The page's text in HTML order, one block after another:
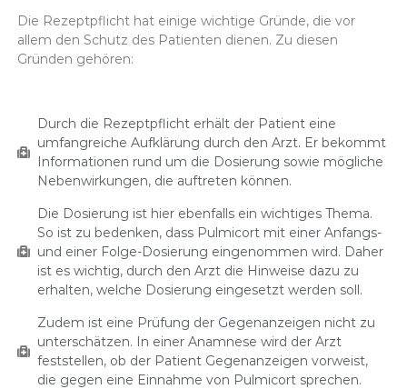
Die Rezeptpflicht hat einige wichtige Gründe, die vor
allem den Schutz des Patienten dienen. Zu diesen
Gründen gehören:
Durch die Rezeptpflicht erhält der Patient eine
umfangreiche Aufklärung durch den Arzt. Er bekommt
Informationen rund um die Dosierung sowie mögliche
Nebenwirkungen, die auftreten können.
Die Dosierung ist hier ebenfalls ein wichtiges Thema.
So ist zu bedenken, dass Pulmicort mit einer Anfangs-
und einer Folge-Dosierung eingenommen wird. Daher
ist es wichtig, durch den Arzt die Hinweise dazu zu
erhalten, welche Dosierung eingesetzt werden soll.
Zudem ist eine Prüfung der Gegenanzeigen nicht zu
unterschätzen. In einer Anamnese wird der Arzt
feststellen, ob der Patient Gegenanzeigen vorweist,
die gegen eine Einnahme von Pulmicort sprechen.